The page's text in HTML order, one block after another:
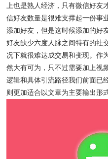
上也是熟人经济，只有微信好友
信好友数量是很难支撑起一份事
添加好友，但是这时候添加的好
好友缺少六度人脉之间特有的社
况下就很难达成交易和变现。作
然大有可为，只不过需要加上视
逻辑和具体引流路径我们前面已
则更加适合以文章为主要输出形